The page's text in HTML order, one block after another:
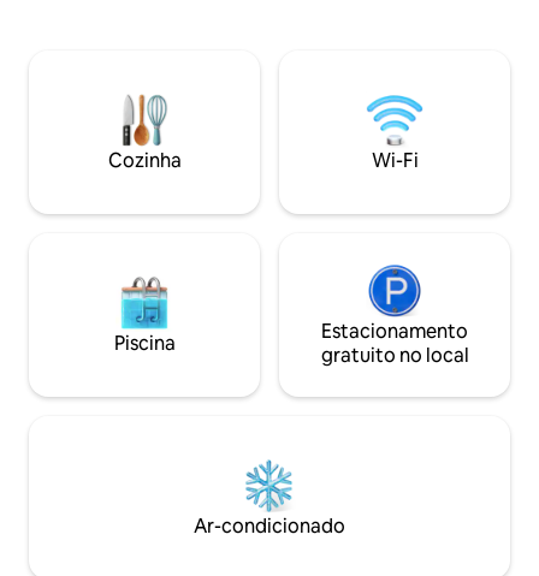
tem um loft e um sofá-cama dobrável.
Você também tem acesso a um barco a
remo e uma prancha de mergulho. O
aquecimento é cobrado
praia. Este lugar tem muitas escadas,
apenas desfrutar
inverno, você
de neve, se as
esquiar e patinar.
Cozinha Wi-Fi
Piscina
Estacionamento
gratuito no local
Ar-condicionado